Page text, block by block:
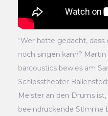
“Wer hätte gedacht,
noch singen kann?
barcoustics bewies am
Schlosstheater
Meister an den Drums
beeindruckende Stimme